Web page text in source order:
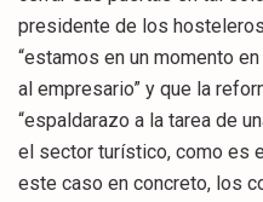
presidente de los
“estamos en un momento
al empresario” y que la
“espaldarazo a la tarea de
el sector turístico, como es
este caso en concreto, los